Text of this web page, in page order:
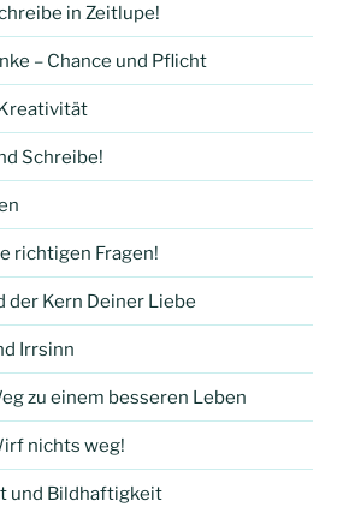
in Zeitlupe!
– Chance und Pflicht
Schreibe!
richtigen Fragen!
der Kern Deiner Liebe
Irrsinn
zu einem besseren Leben
nichts weg!
und Bildhaftigkeit